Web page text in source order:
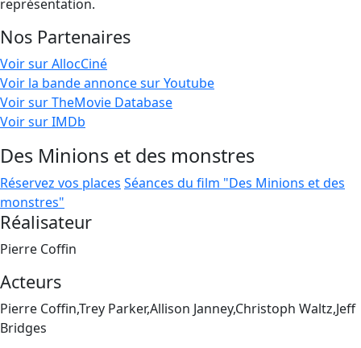
représentation.
Nos Partenaires
Voir sur AllocCiné
Voir la bande annonce sur Youtube
Voir sur TheMovie Database
Voir sur IMDb
Des Minions et des monstres
Réservez vos places Séances du film "Des Minions et des
monstres"
Réalisateur
Pierre Coffin
Acteurs
Pierre Coffin,Trey Parker,Allison Janney,Christoph Waltz,Jeff
Bridges